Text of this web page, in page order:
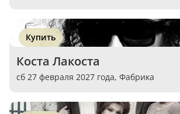
Купить
Коста Лакоста
сб 27 февраля 2027 года, Фабрика